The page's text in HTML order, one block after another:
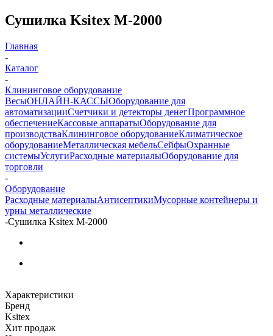
Сушилка Ksitex M-2000
Главная
-
Каталог
-
Клининговое оборудование
ВесыОНЛАЙН-КАССЫОборудование для
автоматизацииСчетчики и детекторы денегПрограммное
обеспечениеКассовые аппаратыОборудование для
производстваКлининговое оборудованиеКлиматическое
оборудованиеМеталлическая мебельСейфыОхранные
системыУслугиРасходные материалыОборудование для
торговли
-
Оборудование
Расходные материалыАнтисептикиМусорные контейнеры и
урны металлические
-Сушилка Ksitex M-2000
Характеристики
Бренд
Ksitex
Хит продаж